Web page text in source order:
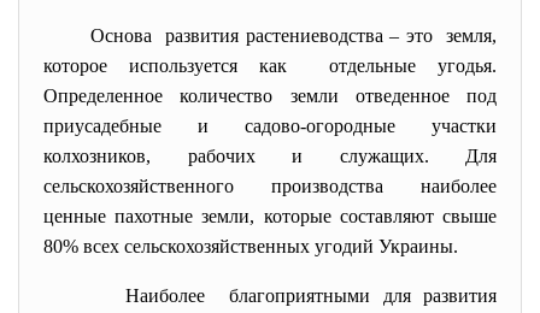
Основа развития растениеводства – это земля,
которое используется как отдельные угодья.
Определенное количество земли отведенное под
приусадебные и садово-огородные участки
колхозников, рабочих и служащих. Для
сельскохозяйственного производства наиболее
ценные пахотные земли, которые составляют свыше
80% всех сельскохозяйственных угодий Украины.
Наиболее благоприятными для развития